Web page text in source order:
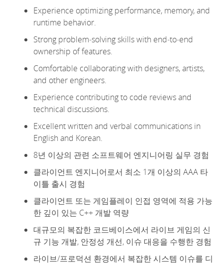
Experience optimizing performance, memory, and
runtime behavior.
Strong problem‑solving skills with end‑to‑end
ownership of features.
Comfortable collaborating with designers, artists,
and other engineers.
Experience contributing to code reviews and
technical discussions.
Excellent written and verbal communications in
English and Korean.
8년 이상의 관련 소프트웨어 엔지니어링 실무 경험
클라이언트 엔지니어로서 최소 1개 이상의 AAA 타
이틀 출시 경험
클라이언트 또는 게임플레이 인접 영역에 적용 가능
한 깊이 있는 C++ 개발 역량
대규모의 복잡한 코드베이스에서 라이브 게임의 신
규 기능 개발, 안정성 개선, 이슈 대응을 수행한 경험
라이브/프로덕션 환경에서 복잡한 시스템 이슈를 디